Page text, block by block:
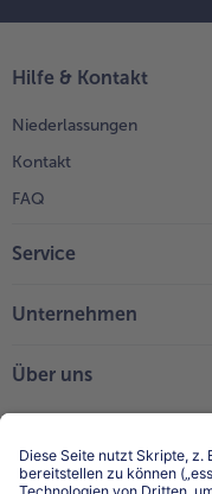
Hilfe & Kontakt
Niederlassungen
Kontakt
FAQ
Service
Unternehmen
Über uns